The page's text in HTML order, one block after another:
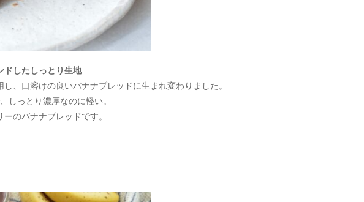
ドしたしっとり生地
、口溶けの良いバナナブレッドに生まれ変わりました。
しっとり濃厚なのに軽い。
のバナナブレッドです。